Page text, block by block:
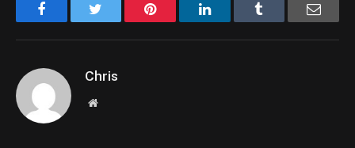
Facebook Pinterest LinkedIn Email
Chris
Website